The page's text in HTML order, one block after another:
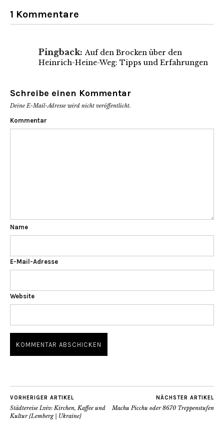
1 Kommentare
Pingback: Auf den Brocken über den
Heinrich-Heine-Weg: Tipps und Erfahrungen
Schreibe einen Kommentar
Deine E-Mail-Adresse wird nicht veröffentlicht.
Kommentar
Name
E-Mail-Adresse
Website
VORHERIGER ARTIKEL
Städtereise Lviv: Kirchen, Kaffee und
Kultur {Lemberg | Ukraine}
NÄCHSTER ARTIKEL
Machu Picchu oder 8670 Treppenstufen